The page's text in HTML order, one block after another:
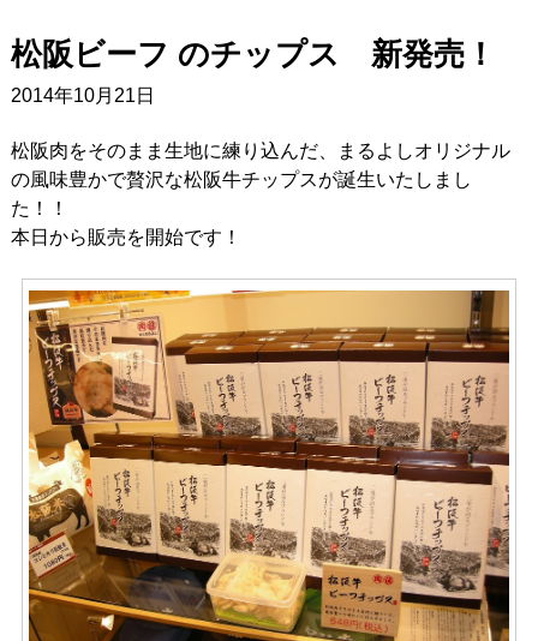
松阪ビーフ のチップス 新発売！
2014年10月21日
松阪肉をそのまま生地に練り込んだ、まるよしオリジナル
の風味豊かで贅沢な松阪牛チップスが誕生いたしまし
た！！
本日から販売を開始です！